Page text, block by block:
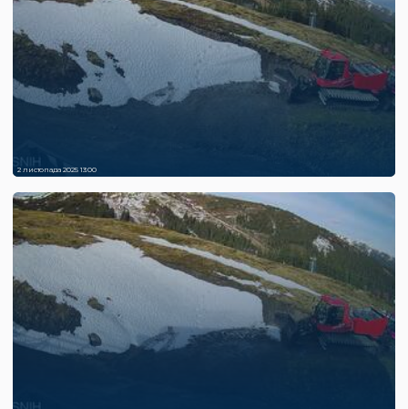
2 листопада 2025 13:00